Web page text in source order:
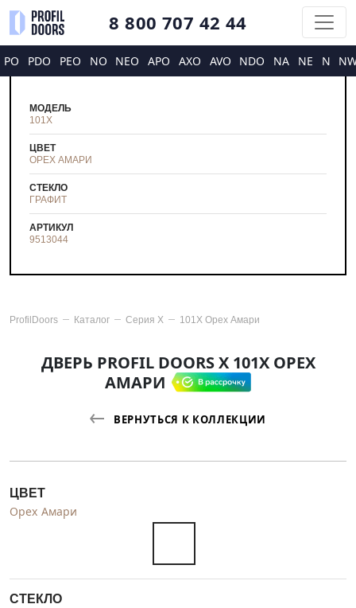
8 800 707 42 44
PO PDO PEO NO NEO APO AXO AVO NDO NA NE N
МОДЕЛЬ
101X
ЦВЕТ
ОРЕХ АМАРИ
СТЕКЛО
ГРАФИТ
АРТИКУЛ
9513044
ProfilDoors Каталог Серия X 101X Орех Амари
ДВЕРЬ PROFIL DOORS X 101X ОРЕХ
АМАРИ
ВЕРНУТЬСЯ К КОЛЛЕКЦИИ
ЦВЕТ
Орех Амари
СТЕКЛО